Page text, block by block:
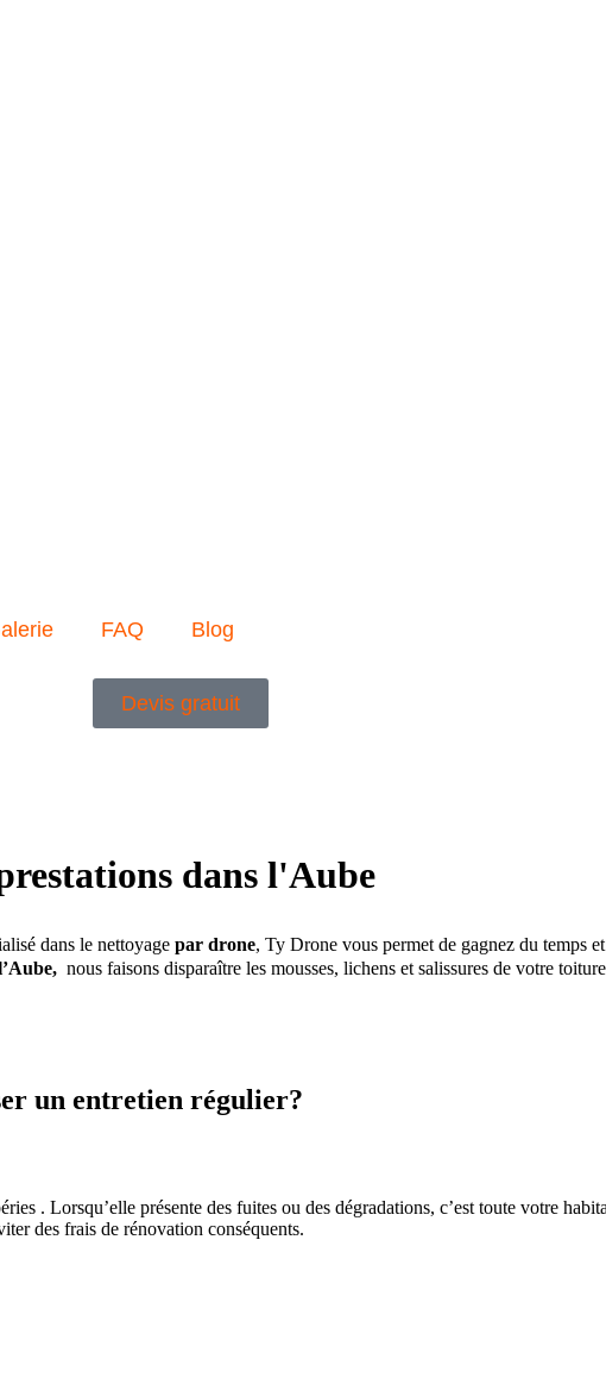
FAQ Blog
Devis gratuit
dans l'Aube
dans le nettoyage par drone, Ty Drone vous permet de gagnez du temps
nous faisons disparaître les mousses, lichens et salissures de votre
un entretien régulier?
. Lorsqu’elle présente des fuites ou des dégradations, c’est toute votre
des frais de rénovation conséquents.